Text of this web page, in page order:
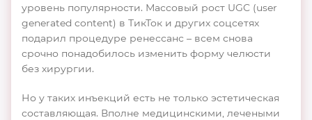
уровень популярности. Массовый рост UGC (user
generated content) в ТикТок и других соцсетях
подарил процедуре ренессанс – всем снова
срочно понадобилось изменить форму челюсти
без хирургии.
Но у таких инъекций есть не только эстетическая
составляющая. Вполне медицинскими, лечеными